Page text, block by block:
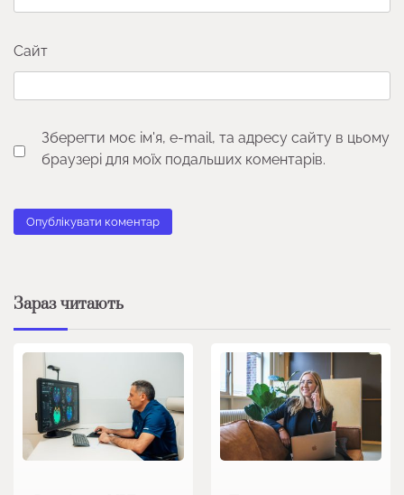
Сайт
Зберегти моє ім'я, e-mail, та адресу сайту в цьому
браузері для моїх подальших коментарів.
Зараз читають